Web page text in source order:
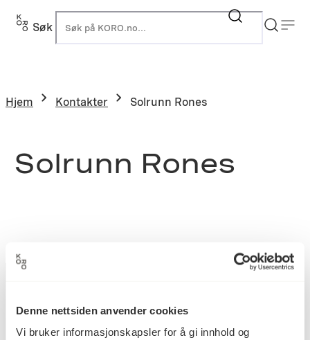
Denne nettsiden anvender cookies
Vi bruker informasjonskapsler for å gi innhold og
Søk
Hjem Kontakter Solrunn Rones
Solrunn Rones